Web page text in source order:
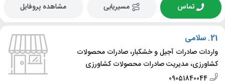
تماس مسیریابی مشاهده پروفایل
21. سلامی
واردات صادرات آجیل و خشکبار، صادرات محصولات
کشاورزی، مدیریت صادرات محصولات کشاورزی
09051840044